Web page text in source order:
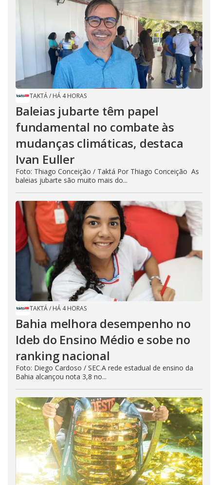
TAKTÁ/ HÁ 4 HORAS
Baleias jubarte têm papel
fundamental no combate às
mudanças climáticas, destaca
Ivan Euller
Foto: Thiago Conceição / Taktá Por Thiago Conceição As
baleias jubarte são muito mais do...
TAKTÁ/ HÁ 4 HORAS
Bahia melhora desempenho no
Ideb do Ensino Médio e sobe no
ranking nacional
Foto: Diego Cardoso / SEC.A rede estadual de ensino da
Bahia alcançou nota 3,8 no...